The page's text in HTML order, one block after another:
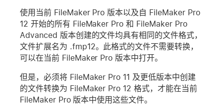
使用当前 FileMaker Pro 版本以及自 FileMaker Pro
12 开始的所有 FileMaker Pro 和 FileMaker Pro
Advanced 版本创建的文件均具有相同的文件格式，
文件扩展名为 .fmp12。此格式的文件不需要转换，
可以在当前 FileMaker Pro 版本中打开。
但是，必须将 FileMaker Pro 11 及更低版本中创建
的文件转换为 FileMaker Pro 12 格式，才能在当前
FileMaker Pro 版本中使用这些文件。